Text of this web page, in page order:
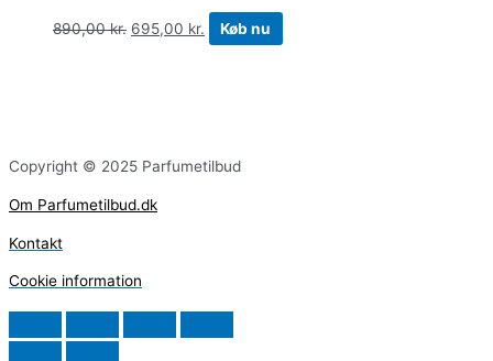
890,00kr. 695,00 kr. Køb nu
Copyright © 2025 Parfumetilbud
Om Parfumetilbud.dk
Kontakt
Cookie information